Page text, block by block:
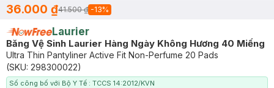
36.000 ₫41.500 ₫ -13%
Laurier
Băng Vệ Sinh Laurier Hàng Ngày Không Hương 40 Miếng
Ultra Thin Pantyliner Active Fit Non-Perfume 20 Pads
(SKU: 298300022)
Số công bố với Bộ Y Tế : TCCS 14:2012/KVN